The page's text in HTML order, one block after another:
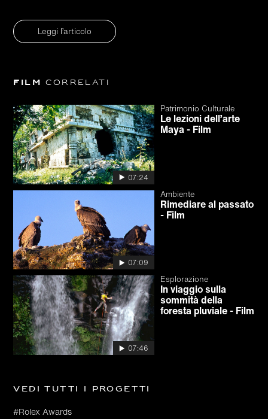
Leggi l’articolo
Film correlati
07:24
Patrimonio Culturale
Le lezioni dell’arte
Maya - Film
07:09
Ambiente
Rimediare al passato
- Film
07:46
Esplorazione
In viaggio sulla
sommità della
foresta pluviale - Film
Vedi tutti i progetti
#Rolex Awards